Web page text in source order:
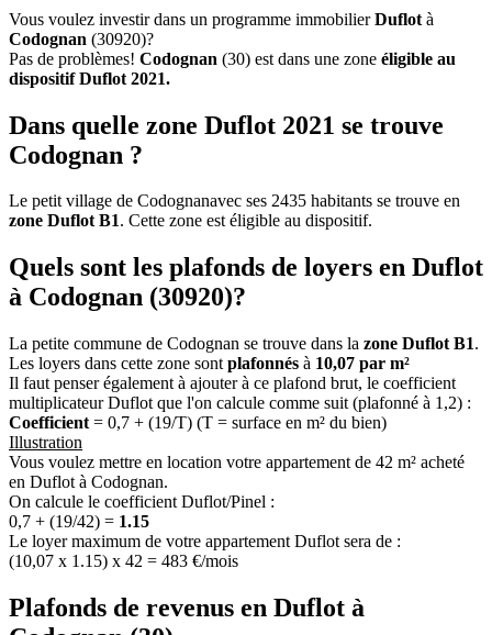
Vous voulez investir dans un programme immobilierDuflot à
Codognan (30920)?
Pas de problèmes! Codognan (30) est dans une zone éligible au
dispositif Duflot 2021.
Dans quelle zone Duflot 2021 se trouve
Codognan ?
Le petit village de Codognanavec ses 2435 habitants se trouve en
zone Duflot B1. Cette zone est éligible au dispositif.
Quels sont les plafonds de loyers en Duflot
à Codognan (30920)?
La petite commune de Codognan se trouve dans la zone Duflot B1.
Les loyers dans cette zone sont plafonnés à 10,07 par m²
Il faut penser également à ajouter à ce plafond brut, le coefficient
multiplicateur Duflot que l'on calcule comme suit (plafonné à 1,2) :
Coefficient = 0,7 + (19/T) (T = surface en m² du bien)
Illustration
Vous voulez mettre en location votre appartement de 42 m² acheté
en Duflot à Codognan.
On calcule le coefficient Duflot/Pinel :
0,7 + (19/42) = 1.15
Le loyer maximum de votre appartement Duflot sera de :
(10,07 x 1.15) x 42 = 483 €/mois
Plafonds de revenus en Duflot à